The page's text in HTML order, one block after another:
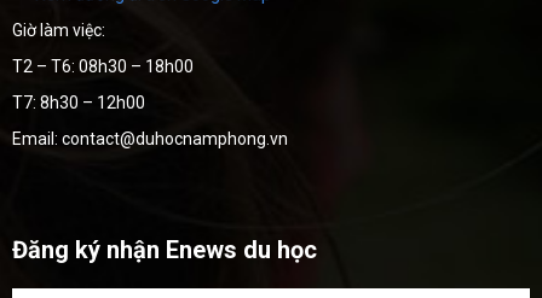
Giờ làm việc:
T2 – T6: 08h30 – 18h00
T7: 8h30 – 12h00
Email: contact@duhocnamphong.vn
Đăng ký nhận Enews du học